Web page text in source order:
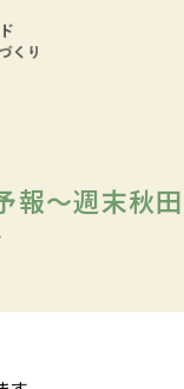
報～週末秋田